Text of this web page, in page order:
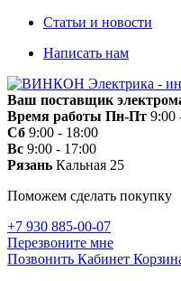
Статьи и новости
Написать нам
Ваш поставщик
Время работы Пн-Пт 9:00
Сб 9:00 - 18:00
Вс 9:00 - 17:00
Рязань Кальная 25
Поможем сделать покупку
+7 930 885-00-07
Перезвоните мне
Позвонить Кабинет